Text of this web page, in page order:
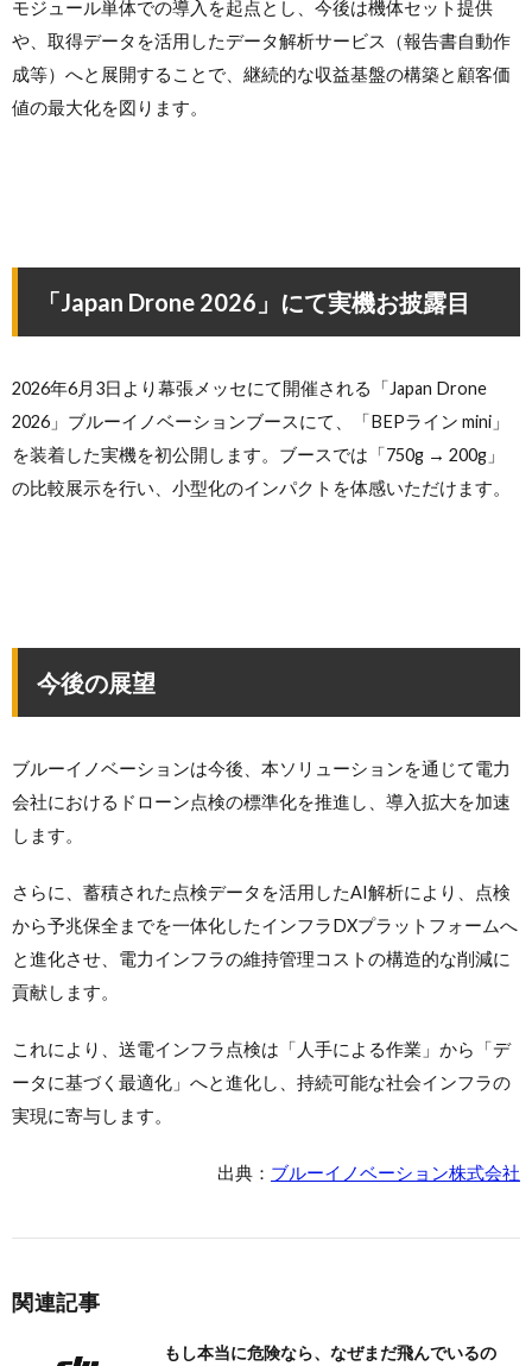
モジュール単体での導入を起点とし、今後は機体セット提供
や、取得データを活用したデータ解析サービス（報告書自動作
成等）へと展開することで、継続的な収益基盤の構築と顧客価
値の最大化を図ります。
「Japan Drone 2026」にて実機お披露目
2026年6月3日より幕張メッセにて開催される「Japan Drone
2026」ブルーイノベーションブースにて、「BEPライン mini」
を装着した実機を初公開します。ブースでは「750g → 200g」
の比較展示を行い、小型化のインパクトを体感いただけます。
今後の展望
ブルーイノベーションは今後、本ソリューションを通じて電力
会社におけるドローン点検の標準化を推進し、導入拡大を加速
します。
さらに、蓄積された点検データを活用したAI解析により、点検
から予兆保全までを一体化したインフラDXプラットフォームへ
と進化させ、電力インフラの維持管理コストの構造的な削減に
貢献します。
これにより、送電インフラ点検は「人手による作業」から「デ
ータに基づく最適化」へと進化し、持続可能な社会インフラの
実現に寄与します。
出典： ブルーイノベーション株式会社
関連記事
もし本当に危険なら、なぜまだ飛んでいるの